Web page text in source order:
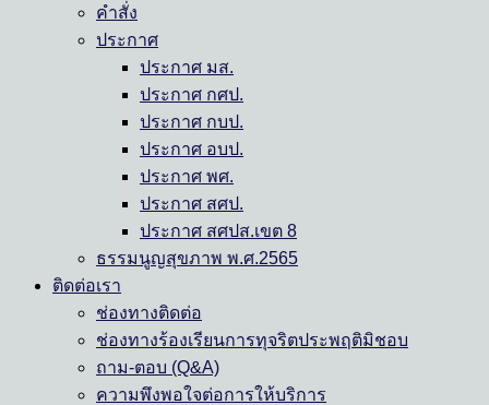
คำสั่ง
ประกาศ
ประกาศ มส.
ประกาศ กศป.
ประกาศ กบป.
ประกาศ อบป.
ประกาศ พศ.
ประกาศ สศป.
ประกาศ สศปส.เขต 8
ธรรมนูญสุขภาพ พ.ศ.2565
ติดต่อเรา
ช่องทางติดต่อ
ช่องทางร้องเรียนการทุจริตประพฤติมิชอบ
ถาม-ตอบ (Q&A)
ความพึงพอใจต่อการให้บริการ